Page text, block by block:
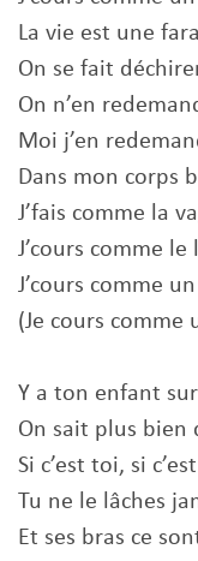
La vie est une
On se fait
On n’en
Moi j’en
Dans mon corps
J’fais comme la
J’cours comme
J’cours comme
(Je cours comme
Y a ton enfant
On sait plus bien
Si c’est toi, si
Tu ne le lâches
Et ses bras ce